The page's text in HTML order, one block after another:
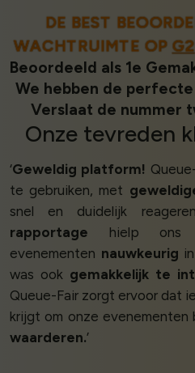
DE BEST
WACHTRUIMTE OP G2
Beoordeeld als 1e
We hebben de
Verslaat de nummer
Onze tevreden
‘Geweldig platform!
te gebruiken, met
snel en duidelijk
rapportage hielp ons
evenementen nauwkeurig
was ook gemakkelijk te
Queue-Fair zorgt ervoor dat
krijgt om onze
waarderen.’